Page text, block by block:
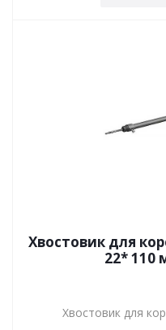
Хвостовик для
22* 110
Хвостовик для